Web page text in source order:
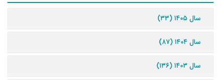
سال ۱۴۰۵ (۳۳)
سال ۱۴۰۴ (۸۷)
سال ۱۴۰۳ (۱۳۶)